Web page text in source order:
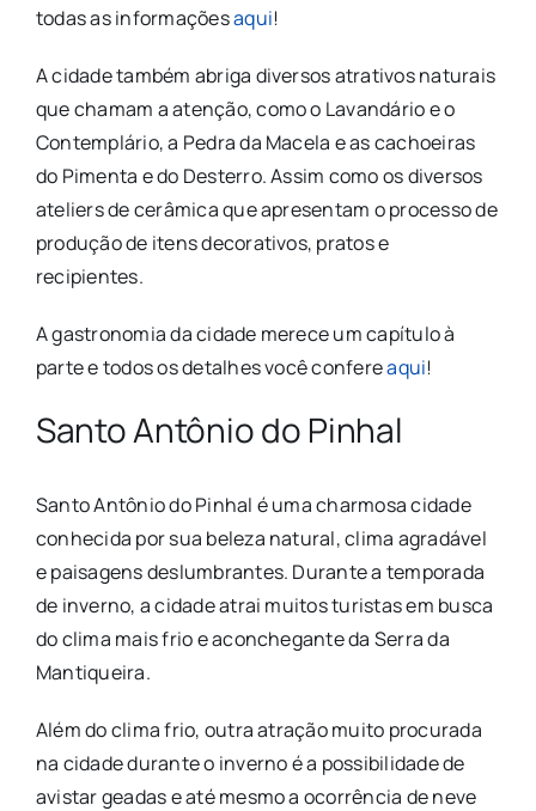
todas as informaçõesaqui!
A cidade também abriga diversos atrativos naturais
que chamam a atenção, como o Lavandário e o
Contemplário, a Pedra da Macela e as cachoeiras
do Pimenta e do Desterro. Assim como os diversos
ateliers de cerâmica que apresentam o processo de
produção de itens decorativos, pratos e
recipientes.
A gastronomia da cidade merece um capítulo à
parte e todos os detalhes você confereaqui!
Santo Antônio do Pinhal
Santo Antônio do Pinhal é uma charmosa cidade
conhecida por sua beleza natural, clima agradável
e paisagens deslumbrantes. Durante a temporada
de inverno, a cidade atrai muitos turistas em busca
do clima mais frio e aconchegante da Serra da
Mantiqueira.
Além do clima frio, outra atração muito procurada
na cidade durante o inverno é a possibilidade de
avistar geadas e até mesmo a ocorrência de neve